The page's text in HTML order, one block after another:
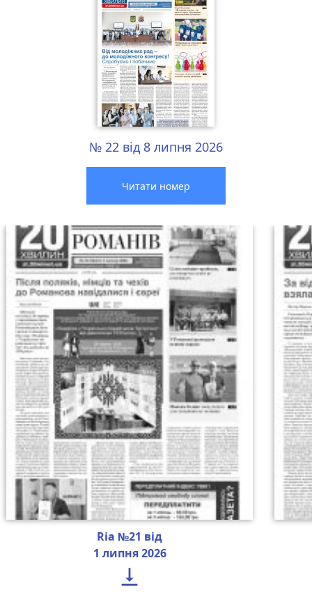
№ 22 від 8 липня 2026
Читати номер
Ria №21 від
1 липня 2026
